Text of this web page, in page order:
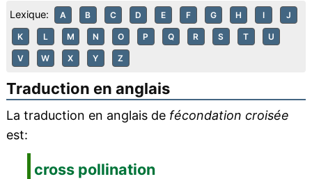
Lexique: A B C D E F G H I J
K L M N O P Q R S T U
V W X Y Z
Traduction en anglais
La traduction en anglais de fécondation croisée
est:
cross pollination